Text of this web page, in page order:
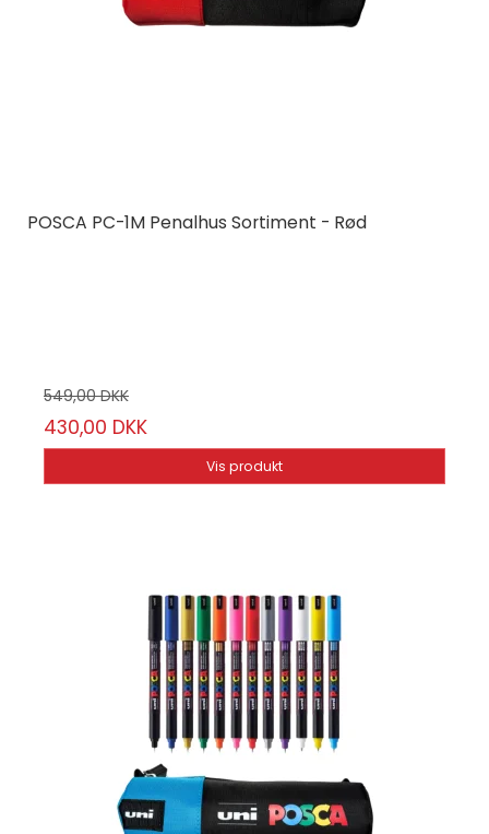
POSCA PC-1M Penalhus Sortiment - Rød
549,00 DKK
430,00 DKK
Vis produkt